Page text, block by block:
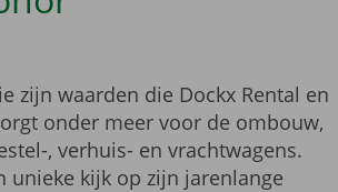
zijn waarden die Dockx Rental en
onder meer voor de ombouw,
, verhuis- en vrachtwagens.
unieke kijk op zijn jarenlange